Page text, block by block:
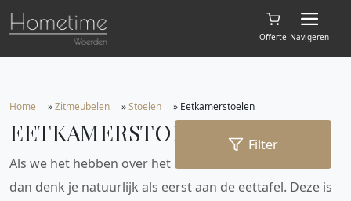
Offerte Navigeren
Home »Zitmeubelen »Stoelen » Eetkamerstoelen
EETKAMERSTOELEN
Filter
Als we het hebben over het inrichten van de eethoek
dan denk je natuurlijk als eerst aan de eettafel. Deze is